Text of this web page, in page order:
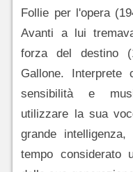
Follie per l'opera
Avanti a lui
forza del destino
Gallone. Interprete
sensibilità e
utilizzare la sua
grande
tempo considerato